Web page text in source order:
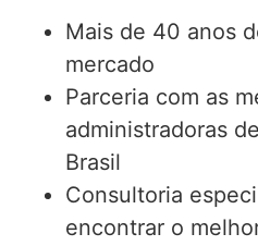
Mais de 40 anos
mercado
Parceria com as
administradoras
Brasil
Consultoria
encontrar o